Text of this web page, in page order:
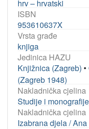
hrv – hrvatski
ISBN
953610637X
Vrsta građe
knjiga
Jedinica HAZU
Knjižnica (Zagreb) •
(Zagreb 1948)
Nakladnička cjelina
Studije i
Nakladnička cjelina
Izabrana djela /